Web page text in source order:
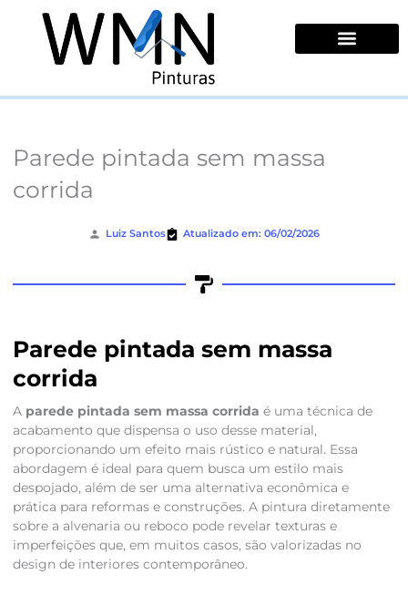
conteúdo
Parede pintada sem massa
corrida
Luiz Santos Atualizado em: 06/02/2026
Parede pintada sem massa
corrida
A parede pintada sem massa corrida é uma técnica de
acabamento que dispensa o uso desse material,
proporcionando um efeito mais rústico e natural. Essa
abordagem é ideal para quem busca um estilo mais
despojado, além de ser uma alternativa econômica e
prática para reformas e construções. A pintura diretamente
sobre a alvenaria ou reboco pode revelar texturas e
imperfeições que, em muitos casos, são valorizadas no
design de interiores contemporâneo.